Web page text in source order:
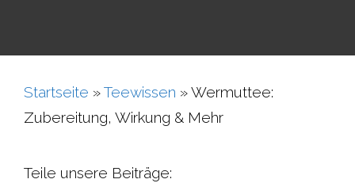
Startseite »Teewissen »Wermuttee:
Zubereitung, Wirkung & Mehr
Teile unsere Beiträge: